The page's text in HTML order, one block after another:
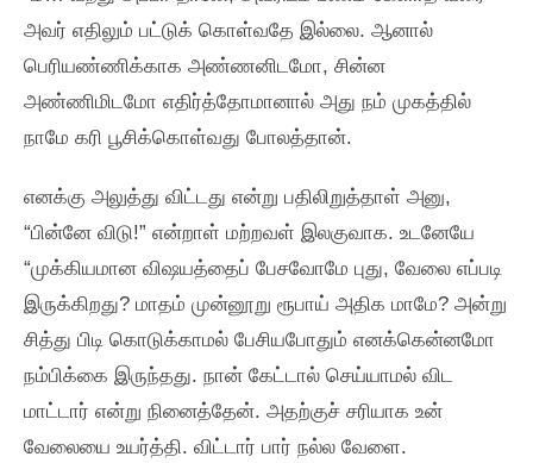
அவர்‌ எதிலும்‌ பட்டுக்‌ கொள்வதே இல்லை. ஆனால்‌
பெரியண்ணிக்காக அண்ணனிடமோ, சின்ன
அண்ணிமிடமோ எதிர்த்தோமானால்‌ அது நம்‌ முகத்தில்‌
நாமே கரி பூசிக்கொள்வது போலத்தான்‌.
எனக்கு அலுத்து விட்டது என்று பதிலிறுத்தாள்‌ அனு,
“பின்னே விடு!” என்றாள்‌ மற்றவள்‌ இலகுவாக. உடனேயே
“முக்கியமான விஷயத்தைப்‌ பேசவோமே புது, வேலை எப்படி
இருக்கிறது? மாதம்‌ முன்னூறு ரூபாய்‌ அதிக மாமே? அன்று
சித்து பிடி கொடுக்காமல்‌ பேசியபோதும்‌ எனக்கென்னமோ
நம்பிக்கை இருந்தது. நான்‌ கேட்டால்‌ செய்யாமல்‌ விட
மாட்டார்‌ என்று நினைத்தேன்‌. அதற்குச்‌ சரியாக உன்‌
வேலையை உயர்த்தி. விட்டார்‌ பார்‌ நல்ல வேளை.